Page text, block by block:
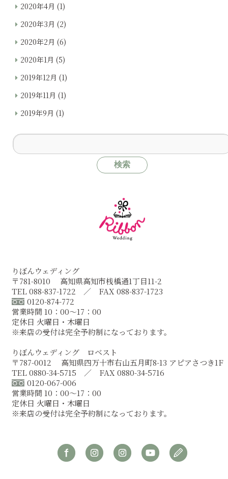
2020年4月 (1)
2020年3月 (2)
2020年2月 (6)
2020年1月 (5)
2019年12月 (1)
2019年11月 (1)
2019年9月 (1)
りぼんウェディング
〒781-8010 高知県高知市桟橋通1丁目11-2
TEL 088-837-1722 ／ FAX 088-837-1723
0120-874-772
営業時間 10：00～17：00
定休日 火曜日・木曜日
※来店の受付は完全予約制になっております。
りぼんウェディング ロベスト
〒787-0012 高知県四万十市右山五月町8-13 アピアさつき1F
TEL 0880-34-5715 ／ FAX 0880-34-5716
0120-067-006
営業時間 10：00～17：00
定休日 火曜日・木曜日
※来店の受付は完全予約制になっております。